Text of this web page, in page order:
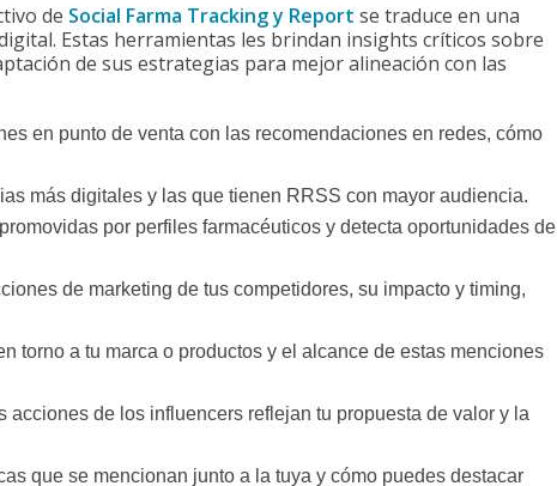
de Social Farma Tracking y Report se traduce en una
Estas herramientas les brindan insights críticos sobre
de sus estrategias para mejor alineación con las
en punto de venta con las recomendaciones en redes, cómo
más digitales y las que tienen RRSS con mayor audiencia.
por perfiles farmacéuticos y detecta oportunidades de
de marketing de tus competidores, su impacto y timing,
torno a tu marca o productos y el alcance de estas menciones
acciones de los influencers reflejan tu propuesta de valor y la
que se mencionan junto a la tuya y cómo puedes destacar